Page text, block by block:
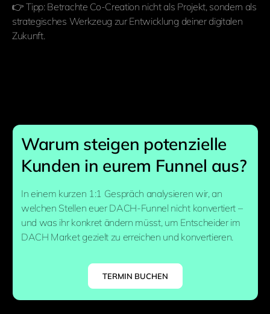
👉 Tipp: Betrachte Co-Creation nicht als Projekt, sondern als
strategisches Werkzeug zur Entwicklung deiner digitalen
Zukunft.
Warum steigen potenzielle
Kunden in eurem Funnel aus?
In einem kurzen 1:1 Gespräch analysieren wir, an
welchen Stellen euer DACH-Funnel nicht konvertiert –
und was ihr konkret ändern müsst, um Entscheider im
DACH Market gezielt zu erreichen und konvertieren.
TERMIN BUCHEN